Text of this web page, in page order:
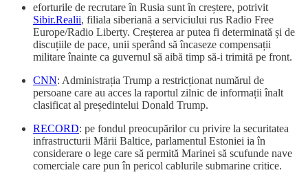
eforturile de recrutare în Rusia sunt în creștere, potrivit
Sibir.Realii, filiala siberiană a serviciului rus Radio Free
Europe/Radio Liberty. Creșterea ar putea fi determinată și de
discuțiile de pace, unii sperând să încaseze compensații
militare înainte ca guvernul să aibă timp să-i trimită pe front.
CNN: Administrația Trump a restricționat numărul de
persoane care au acces la raportul zilnic de informații înalt
clasificat al președintelui Donald Trump.
RECORD: pe fondul preocupărilor cu privire la securitatea
infrastructurii Mării Baltice, parlamentul Estoniei ia în
considerare o lege care să permită Marinei să scufunde nave
comerciale care pun în pericol cablurile submarine critice.